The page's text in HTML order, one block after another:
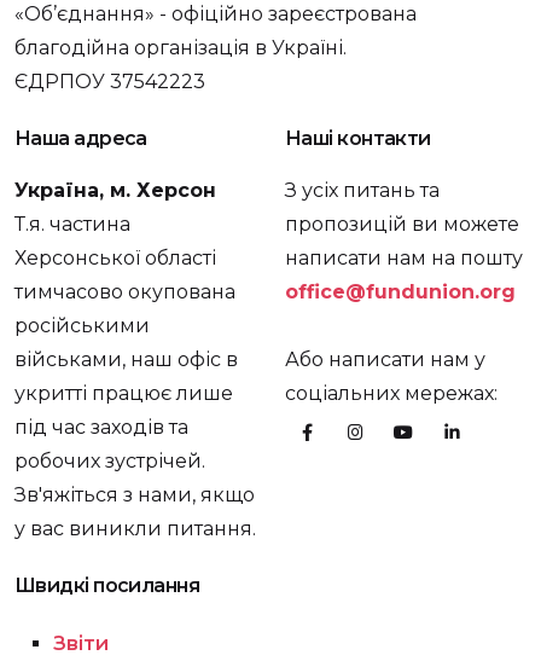
«Об’єднання» - офіційно зареєстрована
благодійна організація в Україні.
ЄДРПОУ 37542223
Наша адреса
Україна, м. Херсон
Т.я. частина
Херсонської області
тимчасово окупована
російськими
військами, наш офіс в
укритті працює лише
під час заходів та
робочих зустрічей.
Зв'яжіться з нами, якщо
у вас виникли питання.
Наші контакти
З усіх питань та
пропозицій ви можете
написати нам на пошту
office@fundunion.org
Або написати нам у
соціальних мережах:
Швидкі посилання
Звіти